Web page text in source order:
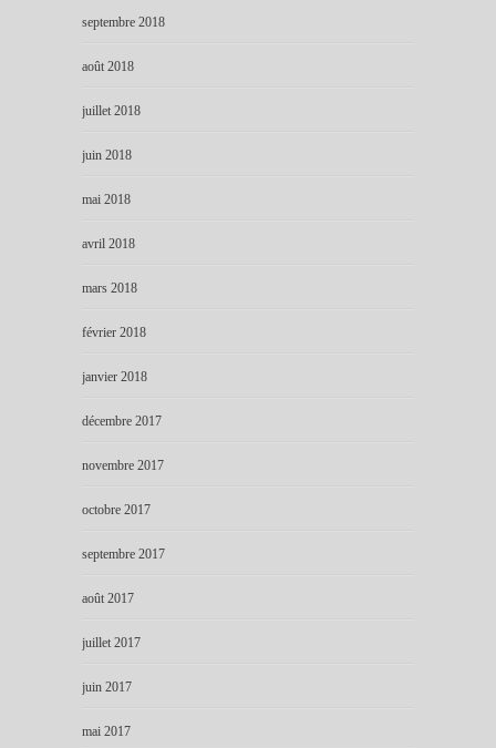
septembre 2018
août 2018
juillet 2018
juin 2018
mai 2018
avril 2018
mars 2018
février 2018
janvier 2018
décembre 2017
novembre 2017
octobre 2017
septembre 2017
août 2017
juillet 2017
juin 2017
mai 2017